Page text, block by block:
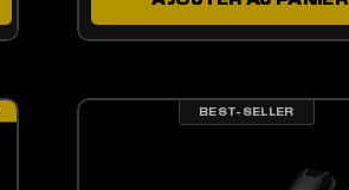
BEST-SELLER